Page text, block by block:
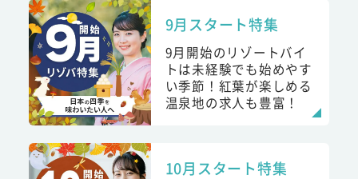
9月スタート特集
9月開始のリゾートバイ
トは未経験でも始めやす
い季節！紅葉が楽しめる
温泉地の求人も豊富！
10月スタート特集